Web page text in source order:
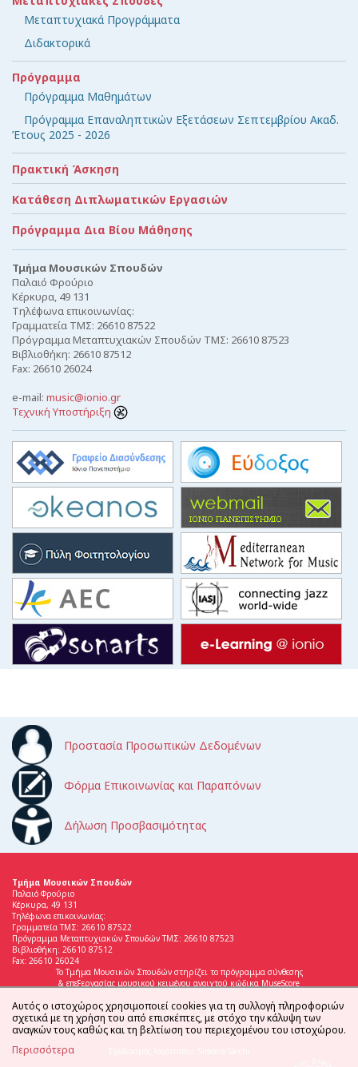
Μεταπτυχιακά Προγράμματα
Διδακτορικά
Πρόγραμμα
Πρόγραμμα Μαθημάτων
Πρόγραμμα Επαναληπτικών Εξετάσεων Σεπτεμβρίου Ακαδ.
Έτους 2025 - 2026
Πρακτική Άσκηση
Κατάθεση Διπλωματικών Εργασιών
Πρόγραμμα Δια Βίου Μάθησης
Τμήμα Μουσικών Σπουδών
Παλαιό Φρούριο
Κέρκυρα, 49 131
Τηλέφωνα επικοινωνίας:
Γραμματεία ΤΜΣ: 26610 87522
Πρόγραμμα Μεταπτυχιακών Σπουδών ΤΜΣ: 26610 87523
Βιβλιοθήκη: 26610 87512
Fax: 26610 26024
e-mail: music@ionio.gr
Τεχνική Υποστήριξη
Προστασία Προσωπικών Δεδομένων
Φόρμα Επικοινωνίας και Παραπόνων
Δήλωση Προσβασιμότητας
Τμήμα Μουσικών Σπουδών
Παλαιό Φρούριο
Κέρκυρα, 49 131
Τηλέφωνα επικοινωνίας:
Γραμματεία ΤΜΣ: 26610 87522
Πρόγραμμα Μεταπτυχιακών Σπουδών ΤΜΣ: 26610 87523
Βιβλιοθήκη: 26610 87512
Fax: 26610 26024
Το Τμήμα Μουσικών Σπουδών στηρίζει το πρόγραμμα σύνθεσης
& επεξεργασίας μουσικού κειμένου ανοιχτού κώδικα MuseScore
Αυτός ο ιστοχώρος χρησιμοποιεί cookies για τη συλλογή πληροφοριών
σχετικά με τη χρήση του από επισκέπτες, με στόχο την κάλυψη των
αναγκών τους καθώς και τη βελτίωση του περιεχομένου του ιστοχώρου.
Περισσότερα